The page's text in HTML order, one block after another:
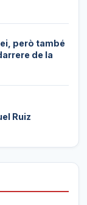
però també
de la
Ruiz